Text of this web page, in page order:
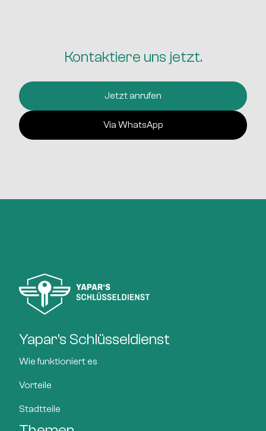
Kontaktiere uns jetzt.
Jetzt anrufen
Via WhatsApp
Yapar's Schlüsseldienst
Wie funktioniert es
Vorteile
Stadtteile